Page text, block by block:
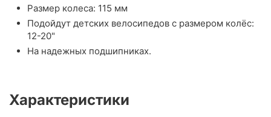
Размер колеса: 115 мм
Подойдут детских велосипедов с размером колёс:
12-20"
На надежных подшипниках.
Характеристики